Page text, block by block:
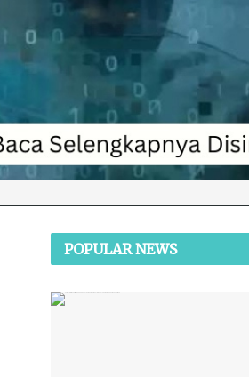
POPULAR NEWS